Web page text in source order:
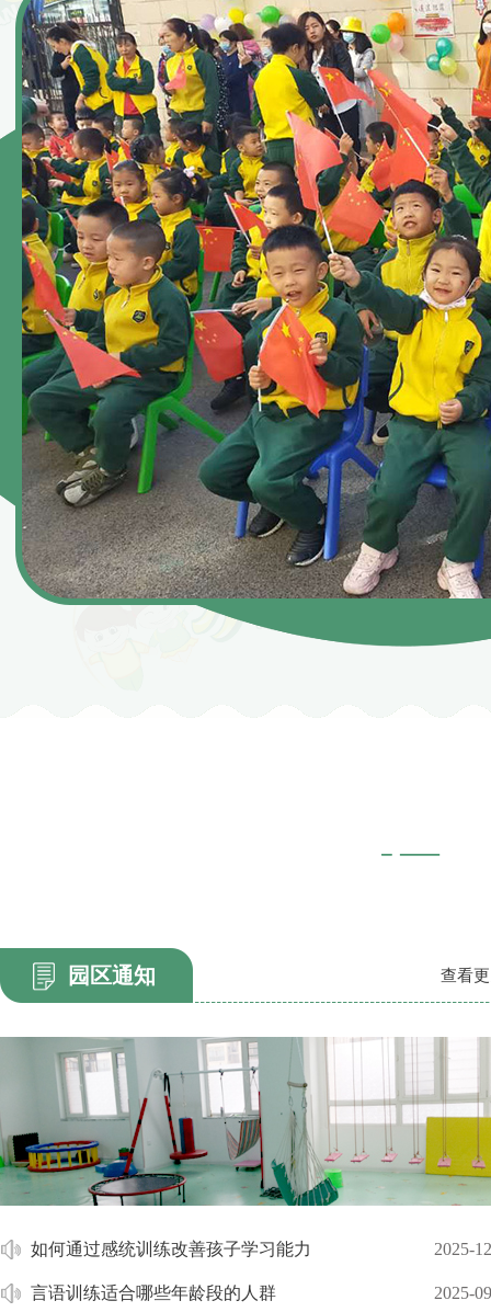
园区通知 查看
如何通过感统训练改善孩子学习能力 2025-
言语训练适合哪些年龄段的人群 2025-